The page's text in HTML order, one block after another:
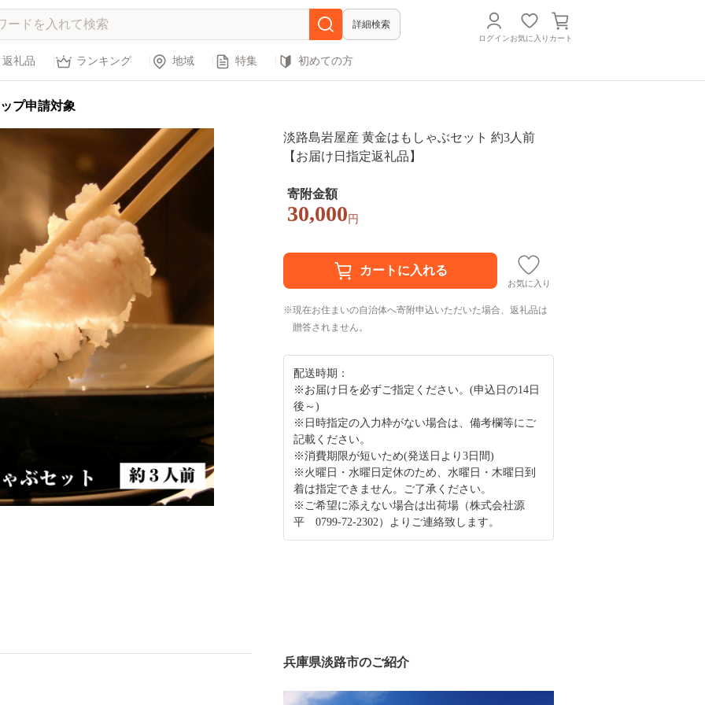
詳細検索
ログインお気に入り カート
返礼品 ランキング 地域 特集 初めての方
プ申請対象
淡路島岩屋産 黄金はもしゃぶセット 約3人前
【お届け日指定返礼品】
寄附金額
30,000 円
お気に入り
現在お住まいの自治体へ寄附申込いただいた場合、返礼品は
贈答されません。
配送時期：
※お届け日を必ずご指定ください。(申込日の14日
後～)
※日時指定の入力枠がない場合は、備考欄等にご
記載ください。
※消費期限が短いため(発送日より3日間)
※火曜日・水曜日定休のため、水曜日・木曜日到
着は指定できません。ご了承ください。
※ご希望に添えない場合は出荷場（株式会社源
平 0799-72-2302）よりご連絡致します。
兵庫県淡路市のご紹介